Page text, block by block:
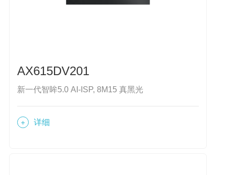
AX615DV201
新一代智眸5.0 AI-ISP, 8M15 真黑光
详细